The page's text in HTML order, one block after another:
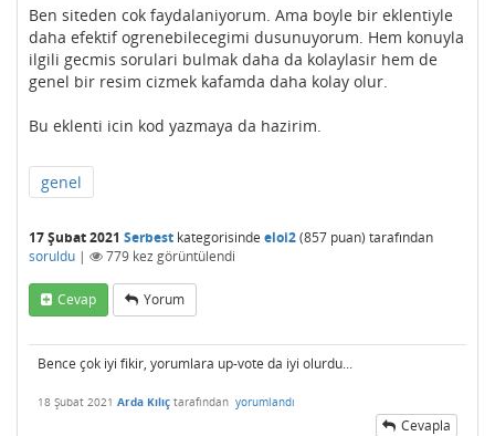
Ben siteden cok faydalaniyorum. Ama boyle bir eklentiyle
daha efektif ogrenebilecegimi dusunuyorum. Hem konuyla
ilgili gecmis sorulari bulmak daha da kolaylasir hem de
genel bir resim cizmek kafamda daha kolay olur.
Bu eklenti icin kod yazmaya da hazirim.
genel
17 Şubat 2021 Serbest kategorisinde eloi2(857 puan) tarafından
soruldu | 779 kez görüntülendi
Cevap Yorum
Bence çok iyi fikir, yorumlara up-vote da iyi olurdu...
18 Şubat 2021 Arda Kılıç tarafından yorumlandı
Cevapla